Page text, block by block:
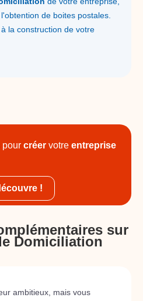
de boites postales.
la construction de votre
pour créer votre entreprise
!
sur
Domiciliation
ambitieux, mais vous